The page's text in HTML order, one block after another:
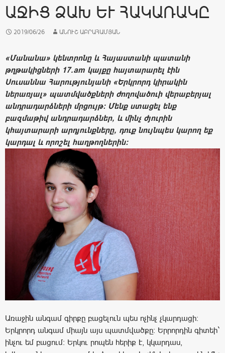
ԱՋԻՑ ՁԱԽ ԵՒ ՀԱԿԱՌԱԿԸ
2019/06/26 ԱՆՈՒՇ ԱԲՐԱՀԱՄՅԱՆ
«Մանանա» կենտրոնը և Հայաստանի պատանի
թղթակիցների 17.am կայքը հայտարարել էին
Սուսաննա Հարությունյանի «Երկրորդ կիրակին
ներառյալ» պատմվածքների ժողովածուի վերաբերյալ
անդրադարձների մրցույթ: Մենք ստացել ենք
բազմաթիվ անդրադարձներ, և մինչ ժյուրին
կհայտարարի արդյունքները, դուք նույնպես կարող եք
կարդալ և որոշել հաղթողներին:
Առաջին անգամ գիրքը բացելուն պես ոչինչ չկարդացի:
Երկրորդ անգամ միայն այս պատմվածքը: Երրորդին գիտեի`
ինչու եմ բացում: Երկու րոպեն հերիք է, կկարդաս,